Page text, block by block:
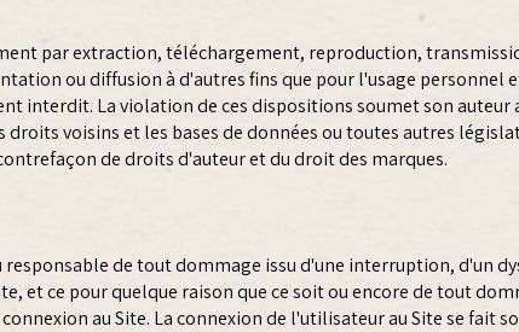
par extraction, téléchargement, reproduction,
ou diffusion à d'autres fins que pour l'usage personnel
interdit. La violation de ces dispositions soumet son auteur
droits voisins et les bases de données ou toutes autres
de droits d'auteur et du droit des marques.
responsable de tout dommage issu d'une interruption, d'un
et ce pour quelque raison que ce soit ou encore de tout
au Site. La connexion de l'utilisateur au Site se fait